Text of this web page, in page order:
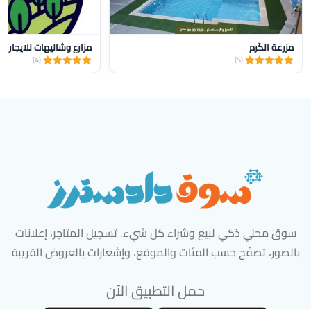
مزرعة الكَرِم
(5)
مزارع وشاليهات للايجار yalla farm
(4)
سوق محلي ذكي لبيع وشراء كل شيء. تسجيل المتاجر، إعلانات
بالصور، تصفّح حسب الفئات والموقع، وإشعارات بالعروض القريبة
حمل التطبيق الآن